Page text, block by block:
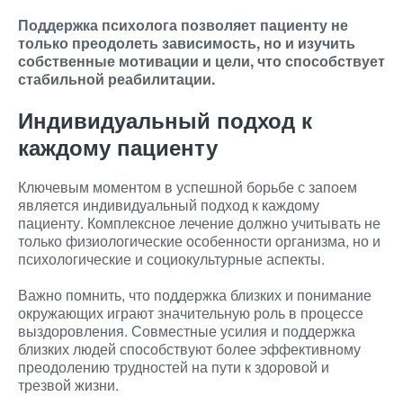
Поддержка психолога позволяет пациенту не
только преодолеть зависимость, но и изучить
собственные мотивации и цели, что способствует
стабильной реабилитации.
Индивидуальный подход к
каждому пациенту
Ключевым моментом в успешной борьбе с запоем
является индивидуальный подход к каждому
пациенту. Комплексное лечение должно учитывать не
только физиологические особенности организма, но и
психологические и социокультурные аспекты.
Важно помнить, что поддержка близких и понимание
окружающих играют значительную роль в процессе
выздоровления. Совместные усилия и поддержка
близких людей способствуют более эффективному
преодолению трудностей на пути к здоровой и
трезвой жизни.